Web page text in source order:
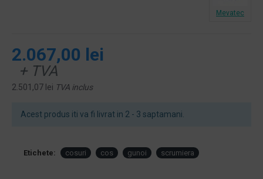
Acest produs iti va fi livrat in 2 - 3 saptamani.
2.067,00 lei
+ TVA
2.501,07 lei TVA inclus
Mevatec
Etichete: cosuri cos gunoi scrumiera